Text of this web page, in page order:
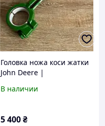
Головка ножа коси жатки
John Deere |
2497/15421.05
В наличии
5 400₴